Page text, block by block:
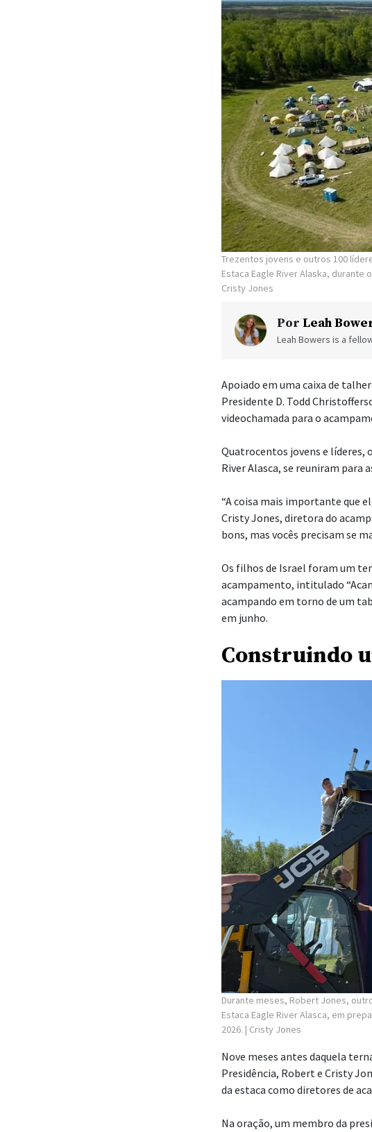
Trezentos jovens e outros 100
Estaca Eagle River Alaska, durante
Cristy Jones
Por Leah
Leah Bowers is a
Apoiado em uma caixa de
Presidente D. Todd
videochamada para o
Quatrocentos jovens e líderes,
River Alasca, se reuniram para
“A coisa mais importante que
Cristy Jones, diretora do
bons, mas vocês precisam se
Os filhos de Israel foram um
acampamento, intitulado
acampando em torno de um
em junho.
Construindo
Durante meses, Robert Jones,
Estaca Eagle River Alasca, em
2026. | Cristy Jones
Nove meses antes daquela
Presidência, Robert e Cristy
da estaca como diretores de
Na oração, um membro da